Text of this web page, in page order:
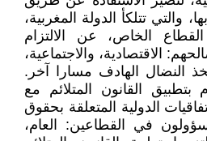
والتي تتلكأ الدولة المغربية،
الخاص، عن الالتزام
الاقتصادية، والاجتماعية،
النضال الهادف مسارا آخر.
بتطبيق القانون المتلائم مع
الدولية المتعلقة بحقوق
في القطاعين: العام،